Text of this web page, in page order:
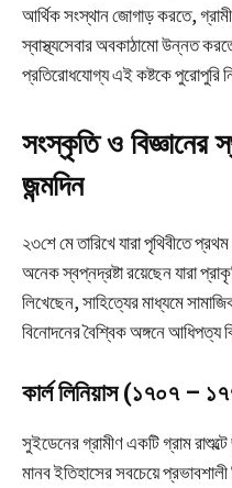
আর্থিক সংস্থান জোগাড় করতে,
স্বাস্থ্যসেবার অবকাঠামো উন্নত
প্রতিরোধযোগ্য এই কষ্টকে পুরোপুরি
সংস্কৃতি ও বিজ্ঞানের
জন্মদিন
২৩শে মে তারিখে যারা পৃথিবীতে
অনেক স্বপ্নদ্রষ্টা রয়েছেন যারা
লিখেছেন, সাহিত্যের মাধ্যমে
বিনোদনের বৈশ্বিক অঙ্গনে আধিপত্য
কার্ল লিনিয়াস (১৭০৭ –
সুইডেনের গ্রামীণ একটি গ্রাম
মানব ইতিহাসের সবচেয়ে